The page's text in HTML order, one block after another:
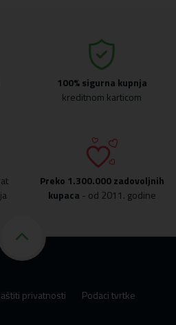
100% sigurna kupnja
kreditnom karticom
Preko 1.300.000 zadovoljnih
kupaca - od 2011. godine
privatnosti
Podaci tvrtke